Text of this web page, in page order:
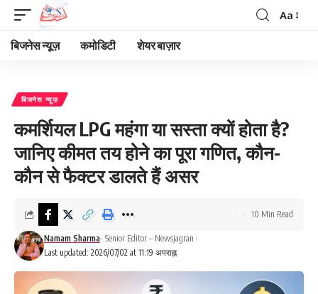
Font
Aa
बिजनेस न्यूज़ कमोडिटी शेयर बाज़ार
बिजनेस न्यूज़
कमर्शियल LPG महंगा या सस्ता क्यों होता है?
जानिए कीमत तय होने का पूरा गणित, कौन-
कौन से फैक्टर डालते हैं असर
Last updated: 2026/07/02 at 11:19 अपराह्न
Namam Sharma- Senior Editor – Newsjagran
10 Min Read